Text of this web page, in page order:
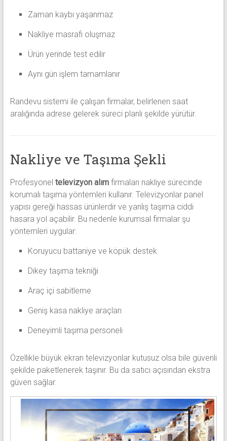
Zaman kaybı yaşanmaz
Nakliye masrafı oluşmaz
Ürün yerinde test edilir
Aynı gün işlem tamamlanır
Randevu sistemi ile çalışan firmalar, belirlenen saat
aralığında adrese gelerek süreci planlı şekilde yürütür.
Nakliye ve Taşıma Şekli
Profesyonel televizyon alımfirmaları nakliye sürecinde
korumalı taşıma yöntemleri kullanır. Televizyonlar panel
yapısı gereği hassas ürünlerdir ve yanlış taşıma ciddi
hasara yol açabilir. Bu nedenle kurumsal firmalar şu
yöntemleri uygular:
Koruyucu battaniye ve köpük destek
Dikey taşıma tekniği
Araç içi sabitleme
Geniş kasa nakliye araçları
Deneyimli taşıma personeli
Özellikle büyük ekran televizyonlar kutusuz olsa bile güvenli
şekilde paketlenerek taşınır. Bu da satıcı açısından ekstra
güven sağlar.